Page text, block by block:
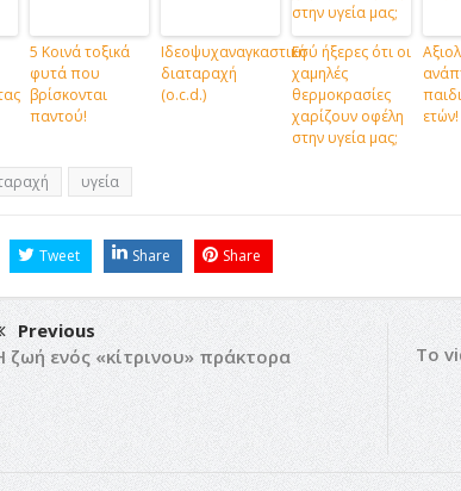
5 Κοινά τοξικά
φυτά που
βρίσκονται
παντού!
Ιδεοψυχαναγκαστική
διαταραχή
(o.c.d.)
Εσύ ήξερες ότι οι
χαμηλές
θερμοκρασίες
χαρίζουν οφέλη
στην υγεία μας;
ετών!
υγεία
Tweet Share Share
Previous
ζωή ενός «κίτρινου» πράκτορα
Το